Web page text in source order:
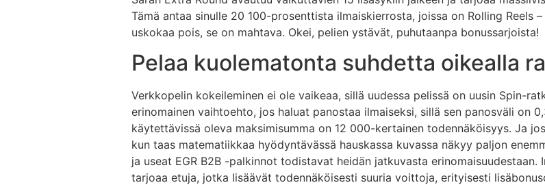
Tämä antaa sinulle 20 100-prosenttista ilmaiskierrosta, joissa on Rolling Reels
uskokaa pois, se on mahtava. Okei, pelien ystävät, puhutaanpa bonussarjoista!
Pelaa kuolematonta suhdetta oikealla
Verkkopelin kokeileminen ei ole vaikeaa, sillä uudessa pelissä on uusin Spin-
erinomainen vaihtoehto, jos haluat panostaa ilmaiseksi, sillä sen panosväli on
käytettävissä oleva maksimisumma on 12 000-kertainen todennäköisyys. Ja
kun taas matematiikkaa hyödyntävässä hauskassa kuvassa näkyy paljon
ja useat EGR B2B -palkinnot todistavat heidän jatkuvasta
tarjoaa etuja, jotka lisäävät todennäköisesti suuria voittoja, erityisesti